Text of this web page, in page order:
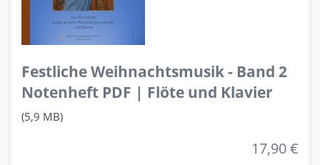
Festliche Weihnachtsmusik - Band 2
Notenheft PDF | Flöte und Klavier
(5,9 MB)
17,90 €